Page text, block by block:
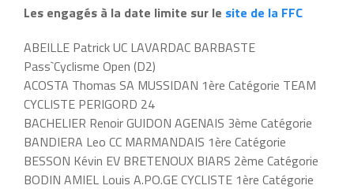
Les engagés à la date limite sur le site de la FFC
ABEILLE Patrick UC LAVARDAC BARBASTE
Pass`Cyclisme Open (D2)
ACOSTA Thomas SA MUSSIDAN 1ère Catégorie TEAM
CYCLISTE PERIGORD 24
BACHELIER Renoir GUIDON AGENAIS 3ème Catégorie
BANDIERA Leo CC MARMANDAIS 1ère Catégorie
BESSON Kévin EV BRETENOUX BIARS 2ème Catégorie
BODIN AMIEL Louis A.PO.GE CYCLISTE 1ère Catégorie